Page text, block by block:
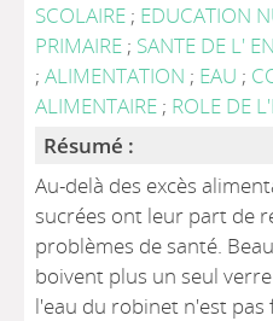
SCOLAIRE ; EDUCATION
PRIMAIRE ; SANTE DE L'
;ALIMENTATION ; EAU ;
ALIMENTAIRE ; ROLE DE
Résumé :
Au-delà des excès
sucrées ont leur part de
problèmes de santé.
boivent plus un seul
l'eau du robinet n'est